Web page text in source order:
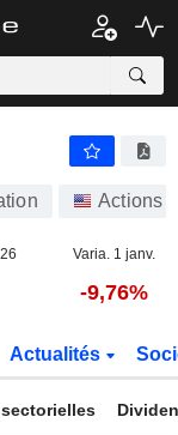
Actions
Varia. 1 janv.
-9,76%
Actualités